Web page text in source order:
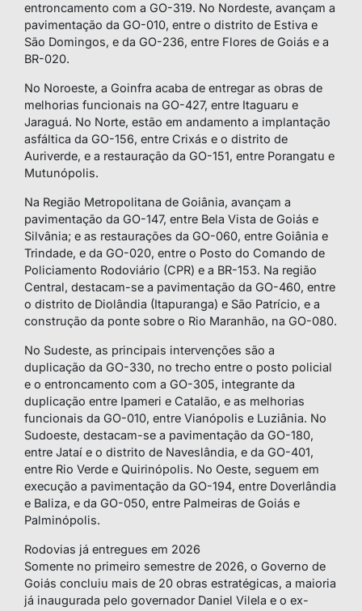
entroncamento com a GO-319. No Nordeste, avançam a
pavimentação da GO-010, entre o distrito de Estiva e
São Domingos, e da GO-236, entre Flores de Goiás e a
BR-020.
No Noroeste, a Goinfra acaba de entregar as obras de
melhorias funcionais na GO-427, entre Itaguaru e
Jaraguá. No Norte, estão em andamento a implantação
asfáltica da GO-156, entre Crixás e o distrito de
Auriverde, e a restauração da GO-151, entre Porangatu e
Mutunópolis.
Na Região Metropolitana de Goiânia, avançam a
pavimentação da GO-147, entre Bela Vista de Goiás e
Silvânia; e as restaurações da GO-060, entre Goiânia e
Trindade, e da GO-020, entre o Posto do Comando de
Policiamento Rodoviário (CPR) e a BR-153. Na região
Central, destacam-se a pavimentação da GO-460, entre
o distrito de Diolândia (Itapuranga) e São Patrício, e a
construção da ponte sobre o Rio Maranhão, na GO-080.
No Sudeste, as principais intervenções são a
duplicação da GO-330, no trecho entre o posto policial
e o entroncamento com a GO-305, integrante da
duplicação entre Ipameri e Catalão, e as melhorias
funcionais da GO-010, entre Vianópolis e Luziânia. No
Sudoeste, destacam-se a pavimentação da GO-180,
entre Jataí e o distrito de Naveslândia, e da GO-401,
entre Rio Verde e Quirinópolis. No Oeste, seguem em
execução a pavimentação da GO-194, entre Doverlândia
e Baliza, e da GO-050, entre Palmeiras de Goiás e
Palminópolis.
Rodovias já entregues em 2026
Somente no primeiro semestre de 2026, o Governo de
Goiás concluiu mais de 20 obras estratégicas, a maioria
já inaugurada pelo governador Daniel Vilela e o ex-